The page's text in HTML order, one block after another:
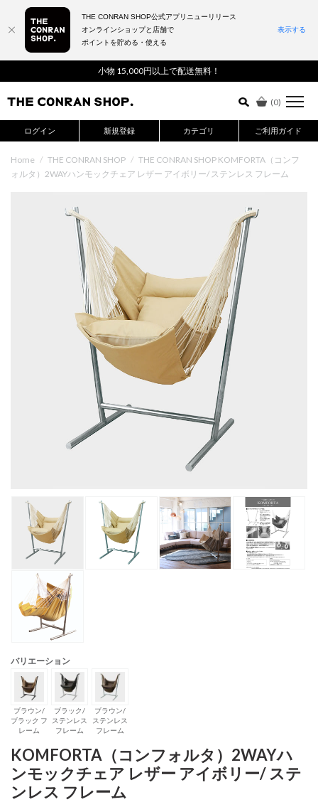
小物 15,000円以上で配送無料！
(0)
ログイン 新規登録 カテゴリ ご利用ガイド
詳細検索はこちら
Home / THE CONRAN SHOP / THE CONRAN SHOP KOMFORTA（コンフ
ォルタ）2WAYハンモックチェア レザー アイボリー/ ステンレス フレーム
バリエーション
ブラウン/
ブラック フ
レーム
ブラック/
ステンレス
フレーム
ブラウン/
ステンレス
フレーム
KOMFORTA（コンフォルタ）2WAYハ
ンモックチェア レザー アイボリー/ ステ
ンレス フレーム
THE CONRAN SHOP公式アプリニューリリース
オンラインショップと店舗で
ポイントを貯める・使える
表示する